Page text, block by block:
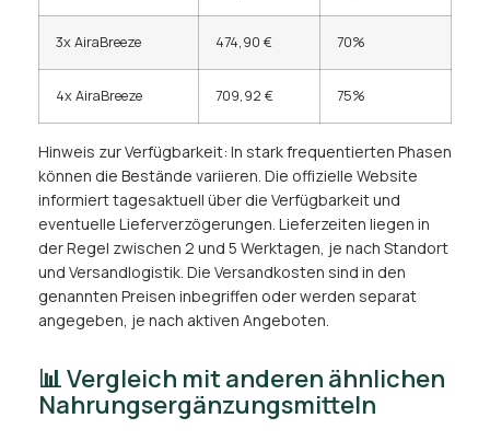
3x AiraBreeze 474,90 € 70%
4x AiraBreeze 709,92 € 75%
Hinweis zur Verfügbarkeit: In stark frequentierten Phasen
können die Bestände variieren. Die offizielle Website
informiert tagesaktuell über die Verfügbarkeit und
eventuelle Lieferverzögerungen. Lieferzeiten liegen in
der Regel zwischen 2 und 5 Werktagen, je nach Standort
und Versandlogistik. Die Versandkosten sind in den
genannten Preisen inbegriffen oder werden separat
angegeben, je nach aktiven Angeboten.
📊 Vergleich mit anderen ähnlichen
Nahrungsergänzungsmitteln